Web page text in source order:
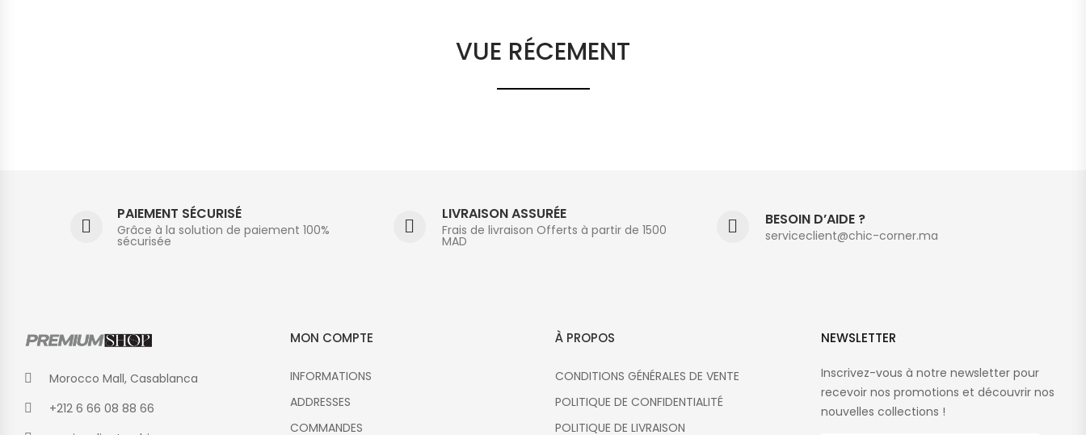
VUE RÉCEMENT
PAIEMENT SÉCURISÉ
Grâce à la solution de paiement 100%
sécurisée
LIVRAISON ASSURÉE
Frais de livraison Offerts à partir de 1500
MAD
BESOIN D’AIDE ?
serviceclient@chic-corner.ma
Morocco Mall, Casablanca
+212 6 66 08 88 66
MON COMPTE
INFORMATIONS
ADDRESSES
COMMANDES
À PROPOS
CONDITIONS GÉNÉRALES DE VENTE
POLITIQUE DE CONFIDENTIALITÉ
POLITIQUE DE LIVRAISON
NEWSLETTER
Inscrivez-vous à notre newsletter pour
recevoir nos promotions et découvrir nos
nouvelles collections !